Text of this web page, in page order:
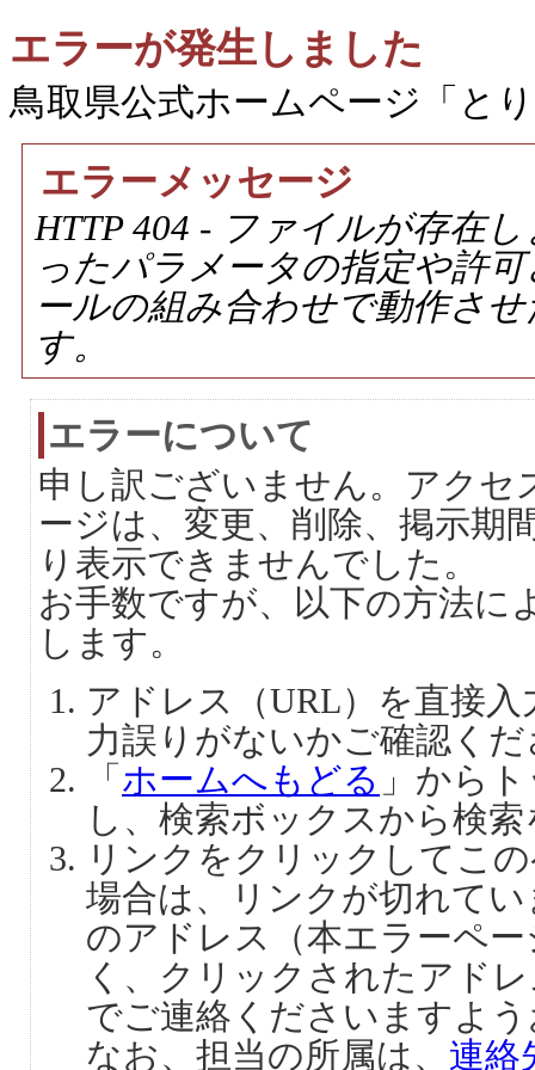
エラーが発生しました
鳥取県公式ホームページ「と
エラーメッセージ
HTTP 404 - ファイルが存在
ったパラメータの指定や許
ールの組み合わせで動作さ
す。
エラーについて
申し訳ございません。アクセ
ージは、変更、削除、掲示期
り表示できませんでした。
お手数ですが、以下の方法に
します。
アドレス（URL）を直接
力誤りがないかご確認く
「 ホームへもどる 」から
し、検索ボックスから検
リンクをクリックしてこ
場合は、リンクが切れて
のアドレス（本エラーペ
く、クリックされたアド
でご連絡くださいますよ
なお、担当の所属は、 連絡